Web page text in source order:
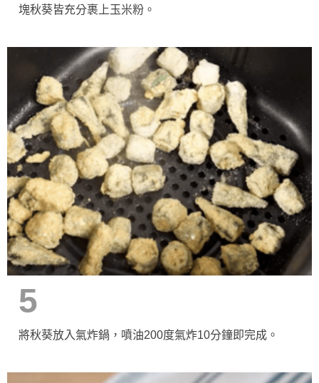
塊秋葵皆充分裹上玉米粉。
5
將秋葵放入氣炸鍋，噴油200度氣炸10分鐘即完成。